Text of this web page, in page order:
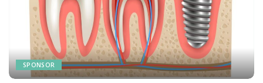
SPONSOR